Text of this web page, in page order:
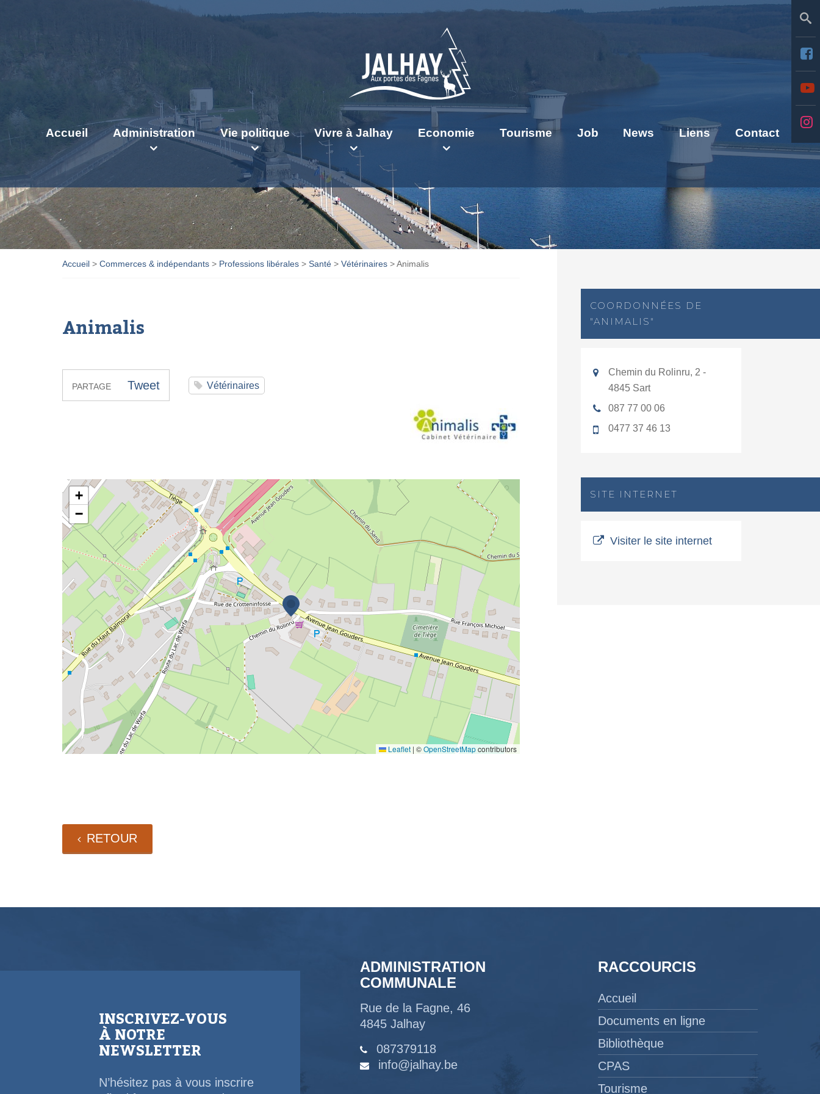
Accueil Administration Vie politique Vivre à Jalhay Economie Tourisme Job News Liens Contact
Accueil > Commerces & indépendants > Professions libérales > Santé > Vétérinaires >Animalis
Animalis
PARTAGE Tweet Vétérinaires
Animalis
+
−
Leaflet | ©OpenStreetMapcontributors
RETOUR
COORDONNÉES DE
"ANIMALIS"
Chemin du Rolinru, 2 -
4845 Sart
087 77 00 06
0477 37 46 13
SITE INTERNET
Visiter le site internet
INSCRIVEZ-VOUS
À NOTRE
NEWSLETTER
N’hésitez pas à vous inscrire
ADMINISTRATION
COMMUNALE
Rue de la Fagne, 46
4845 Jalhay
087379118
info@jalhay.be
RACCOURCIS
Accueil
Documents en ligne
Bibliothèque
CPAS
Tourisme